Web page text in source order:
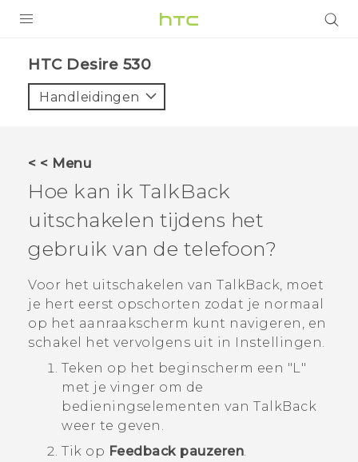
VIVE
AANBIEDINGEN
HTC Club
SUPPORT
HTC-apparaten & -accessoires
VIVERSE
Aanmelden
HTC Desire 530‎
Handleidingen
< < Menu
Hoe kan ik TalkBack
uitschakelen tijdens het
gebruik van de telefoon?
Voor het uitschakelen van TalkBack, moet
je hert eerst opschorten zodat je normaal
op het aanraakscherm kunt navigeren, en
schakel het vervolgens uit in Instellingen.
Teken op het beginscherm een "‍L"‍
met je vinger om de
bedieningselementen van TalkBack
weer te geven.
Tik op Feedback pauzeren.